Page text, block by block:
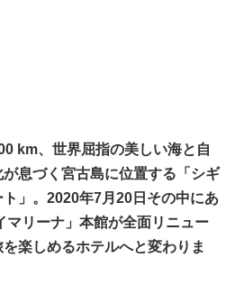
km、世界屈指の美しい海と自
息づく宮古島に位置する「シギ
」。2020年7月20日その中にあ
マリーナ」本館が全面リニュー
楽しめるホテルへと変わりま